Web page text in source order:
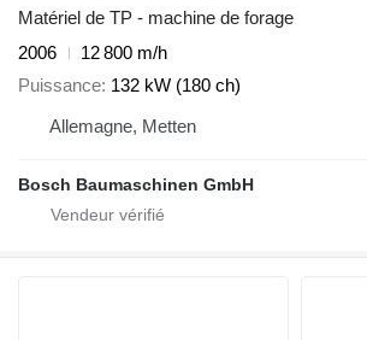
Matériel de TP - machine de forage
2006
12 800 m/h
Puissance 132 kW (180 ch)
Allemagne, Metten
Bosch Baumaschinen GmbH